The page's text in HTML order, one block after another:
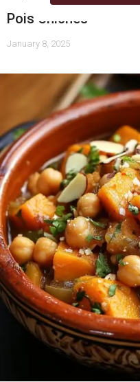
Pois Chiches
January 8, 2025